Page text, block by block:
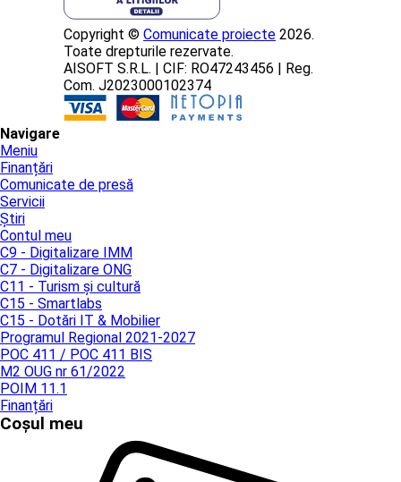
Copyright © Comunicate proiecte 2026.
Toate drepturile rezervate.
AISOFT S.R.L. | CIF: RO47243456 | Reg.
Com. J2023000102374
Navigare
Meniu
Finanțări
Comunicate de presă
Servicii
Știri
Contul meu
C9 - Digitalizare IMM
C7 - Digitalizare ONG
C11 - Turism și cultură
C15 - Smartlabs
C15 - Dotări IT & Mobilier
Programul Regional 2021-2027
POC 411 / POC 411 BIS
M2 OUG nr 61/2022
POIM 11.1
Finanțări
Coșul meu